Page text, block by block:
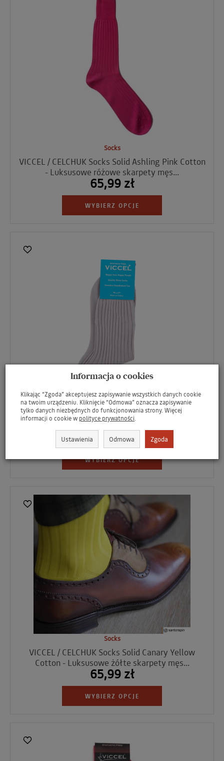
Socks
VICCEL / CELCHUK Socks Solid Ashling Pink Cotton
- Luksusowe różowe skarpety męs...
65,99 zł
WYBIERZ OPCJE
Socks
VICCEL / CELCHUK Socks Solid Light Gray Cotton -
65,99 zł
WYBIERZ OPCJE
Socks
VICCEL / CELCHUK Socks Solid Canary Yellow
Cotton - Luksusowe żółte skarpety męs...
65,99 zł
WYBIERZ OPCJE
Informacja o cookies
Klikając “Zgoda” akceptujesz zapisywanie wszystkich danych cookie
na twoim urządzeniu. Kliknięcie “Odmowa” oznacza zapisywanie
tylko danych niezbędnych do funkcjonowania strony. Więcej
informacji o cookie w polityce prywatności
Ustawienia Odmowa Zgoda